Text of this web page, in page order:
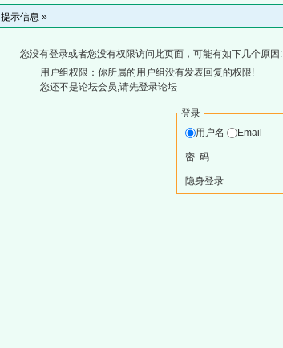
提示信息 »
您没有登录或者您没有权限访问此页面，可能有如下几个原因:
用户组权限：你所属的用户组没有发表回复的权限!
您还不是论坛会员,请先登录论坛
登录
用户名
Email
密 码
隐身登录